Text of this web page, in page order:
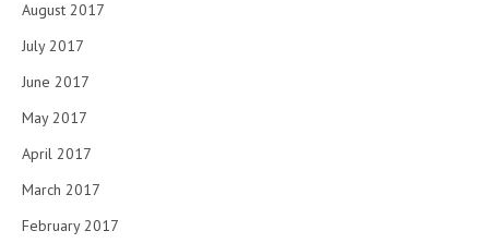
August 2017
July 2017
June 2017
May 2017
April 2017
March 2017
February 2017